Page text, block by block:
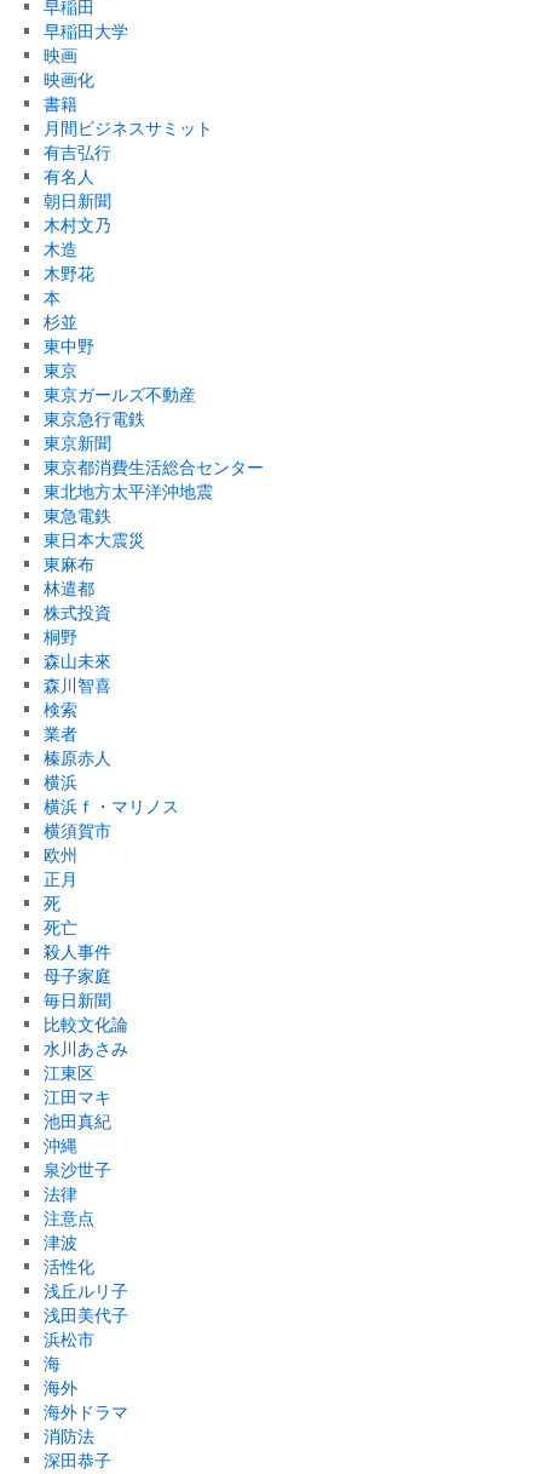
早稲田
早稲田大学
映画
映画化
書籍
月間ビジネスサミット
有吉弘行
有名人
朝日新聞
木村文乃
木造
木野花
本
杉並
東中野
東京
東京ガールズ不動産
東京急行電鉄
東京新聞
東京都消費生活総合センター
東北地方太平洋沖地震
東急電鉄
東日本大震災
東麻布
林遣都
株式投資
桐野
森山未來
森川智喜
検索
業者
榛原赤人
横浜
横浜ｆ・マリノス
横須賀市
欧州
正月
死
死亡
殺人事件
母子家庭
毎日新聞
比較文化論
水川あさみ
江東区
江田マキ
池田真紀
沖縄
泉沙世子
法律
注意点
津波
活性化
浅丘ルリ子
浅田美代子
浜松市
海
海外
海外ドラマ
消防法
深田恭子